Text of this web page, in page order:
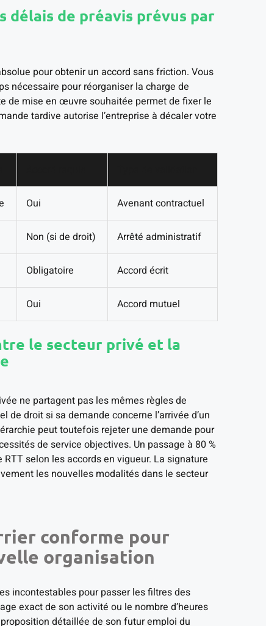
délais de préavis prévus par
pour obtenir un accord sans friction. Vous
nécessaire pour réorganiser la charge de
de mise en œuvre souhaitée permet de fixer le
tardive autorise l’entreprise à décaler votre
Oui Avenant contractuel
Non (si de droit) Arrêté administratif
Obligatoire Accord écrit
Oui Accord mutuel
le secteur privé et la
ne partagent pas les mêmes règles de
droit si sa demande concerne l’arrivée d’un
peut toutefois rejeter une demande pour
de service objectives. Un passage à 80 %
selon les accords en vigueur. La signature
les nouvelles modalités dans le secteur
conforme pour
organisation
incontestables pour passer les filtres des
exact de son activité ou le nombre d’heures
détaillée de son futur emploi du